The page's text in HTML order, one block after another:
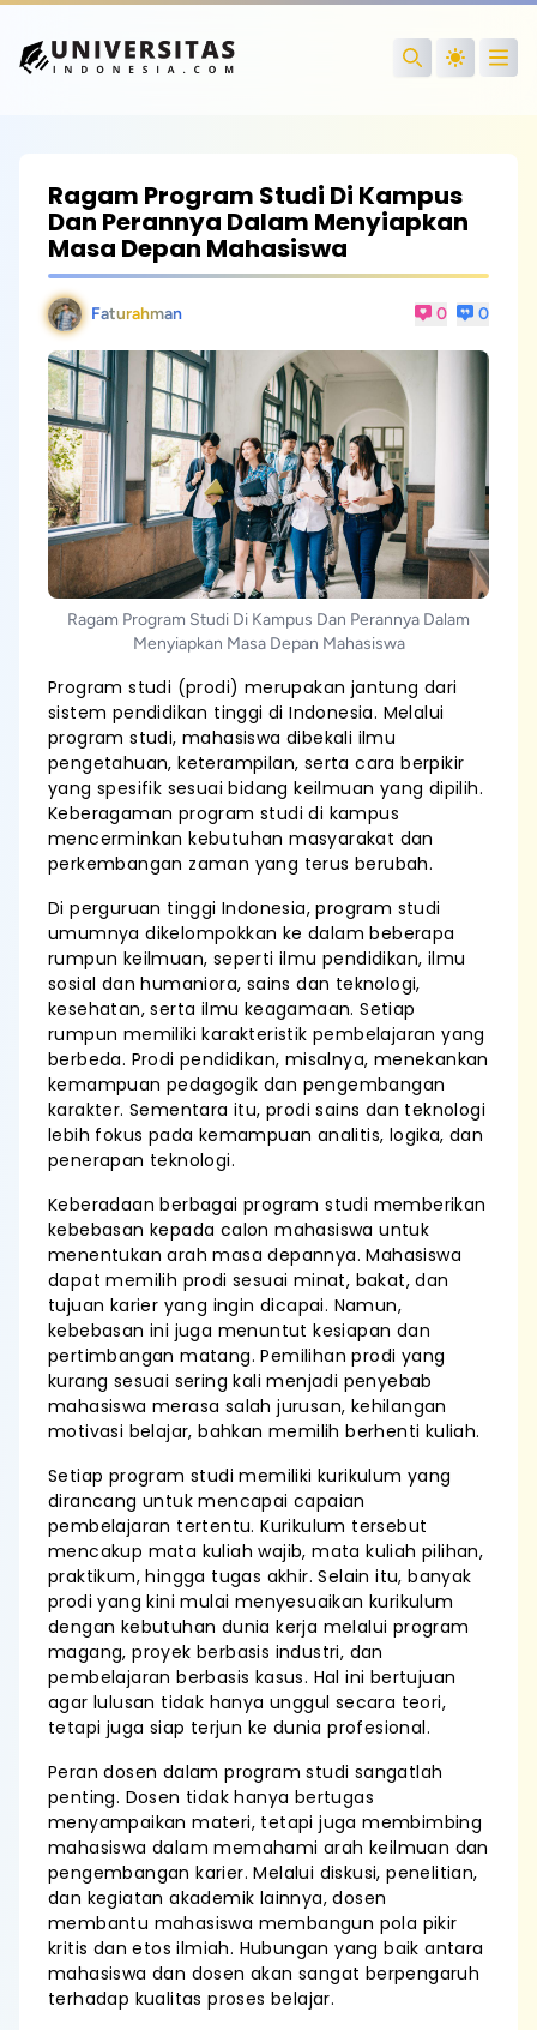
Search
Ragam Program Studi Di Kampus
Dan Perannya Dalam Menyiapkan
Masa Depan Mahasiswa
Faturahman 0 0
Ragam Program Studi Di Kampus Dan Perannya Dalam
Menyiapkan Masa Depan Mahasiswa
Program studi (prodi) merupakan jantung dari
sistem pendidikan tinggi di Indonesia. Melalui
program studi, mahasiswa dibekali ilmu
pengetahuan, keterampilan, serta cara berpikir
yang spesifik sesuai bidang keilmuan yang dipilih.
Keberagaman program studi di kampus
mencerminkan kebutuhan masyarakat dan
perkembangan zaman yang terus berubah.
Di perguruan tinggi Indonesia, program studi
umumnya dikelompokkan ke dalam beberapa
rumpun keilmuan, seperti ilmu pendidikan, ilmu
sosial dan humaniora, sains dan teknologi,
kesehatan, serta ilmu keagamaan. Setiap
rumpun memiliki karakteristik pembelajaran yang
berbeda. Prodi pendidikan, misalnya, menekankan
kemampuan pedagogik dan pengembangan
karakter. Sementara itu, prodi sains dan teknologi
lebih fokus pada kemampuan analitis, logika, dan
penerapan teknologi.
Keberadaan berbagai program studi memberikan
kebebasan kepada calon mahasiswa untuk
menentukan arah masa depannya. Mahasiswa
dapat memilih prodi sesuai minat, bakat, dan
tujuan karier yang ingin dicapai. Namun,
kebebasan ini juga menuntut kesiapan dan
pertimbangan matang. Pemilihan prodi yang
kurang sesuai sering kali menjadi penyebab
mahasiswa merasa salah jurusan, kehilangan
motivasi belajar, bahkan memilih berhenti kuliah.
Setiap program studi memiliki kurikulum yang
dirancang untuk mencapai capaian
pembelajaran tertentu. Kurikulum tersebut
mencakup mata kuliah wajib, mata kuliah pilihan,
praktikum, hingga tugas akhir. Selain itu, banyak
prodi yang kini mulai menyesuaikan kurikulum
dengan kebutuhan dunia kerja melalui program
magang, proyek berbasis industri, dan
pembelajaran berbasis kasus. Hal ini bertujuan
agar lulusan tidak hanya unggul secara teori,
tetapi juga siap terjun ke dunia profesional.
Peran dosen dalam program studi sangatlah
penting. Dosen tidak hanya bertugas
menyampaikan materi, tetapi juga membimbing
mahasiswa dalam memahami arah keilmuan dan
pengembangan karier. Melalui diskusi, penelitian,
dan kegiatan akademik lainnya, dosen
membantu mahasiswa membangun pola pikir
kritis dan etos ilmiah. Hubungan yang baik antara
mahasiswa dan dosen akan sangat berpengaruh
terhadap kualitas proses belajar.